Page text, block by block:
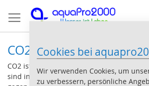
Cookies bei
Wir verwenden Cookies, um
zu verbessern, persönliche
zum
CO2 Schlauch
CO2 ist ein sehr feines Gas und normale
sind in vielen Fällen nicht komplett